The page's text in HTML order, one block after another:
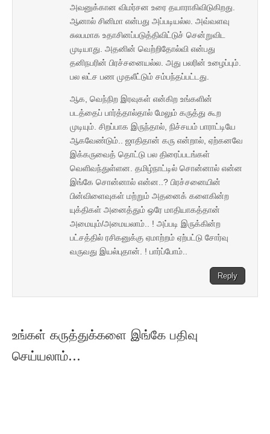
அவனுக்கான விமர்சன உரை தயாராகிவிடுகிறது.
ஆனால் சினிமா என்பது அப்படியல்ல. அவ்வளவு
சுலபமாக உதாசினப்படுத்திவிட்டுச் சென்றுவிட
முடியாது. அதனின் வெற்றிதோல்வி என்பது
தனிநபரின் பிரச்சனையல்ல. அது பலரின் உழைப்பும்.
பல லட்ச பண முதலீட்டும் சம்பந்தப்பட்டது.
ஆக, வெந்நிற இரவுகள் என்கிற உங்களின்
படத்தைப் பார்த்தால்தால் மேலும் கருத்து கூற
முடியும். சிறப்பாக இருந்தால், நிச்சயம் பாராட்டியே
ஆகவேண்டும்.. ஜாதிதான் கரு என்றால், ஏற்கனவே
இக்கருவைத் தொட்டு பல திரைப்படங்கள்
வெளிவந்துள்ளன. தமிழ்நாட்டில் சொன்னால் என்ன
இங்கே சொன்னால் என்ன..? பிரச்சனையின்
பின்விளைவுகள் மற்றும் அதனைக் களைகின்ற
யுக்திகள் அனைத்தும் ஒரே மாதியாகத்தான்
அமையும்/அமையலாம்.. ! அப்படி இருக்கின்ற
பட்சத்தில் ரசிகனுக்கு ஏமாற்றம் ஏற்பட்டு சோர்வு
வருவது இயல்புதான். ! பார்ப்போம்..
Reply
உங்கள் கருத்துக்களை இங்கே பதிவு
செய்யலாம்...